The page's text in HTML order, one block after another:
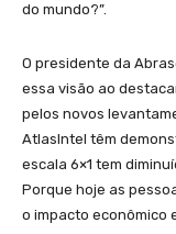
do mundo?”.
O presidente da
essa visão ao
pelos novos
AtlasIntel têm
escala 6×1 tem
Porque hoje as
o impacto econômico